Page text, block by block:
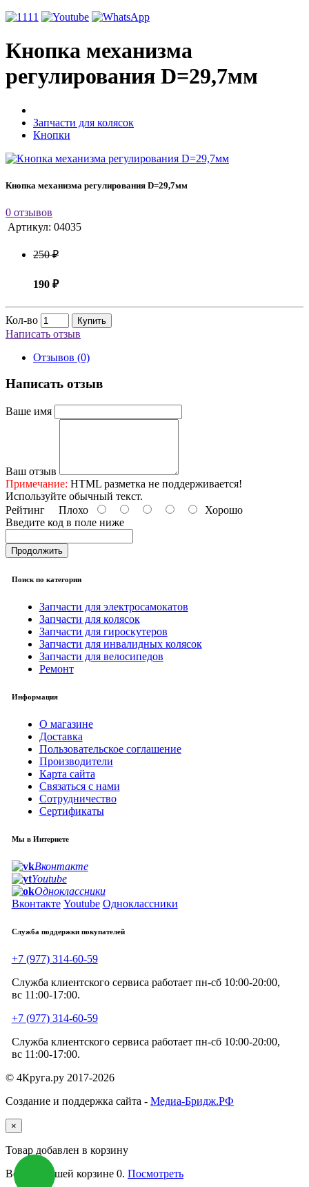
Кнопка механизма
регулирования D=29,7мм
Запчасти для колясок
Кнопки
Кнопка механизма регулирования D=29,7мм
0 отзывов
Артикул: 04035
250 ₽
190 ₽
Кол-во Купить
Написать отзыв
Отзывов (0)
Написать отзыв
Ваше имя
Ваш отзыв
Примечание: HTML разметка не поддерживается!
Используйте обычный текст.
Рейтинг Плохо
Хорошо
Введите код в поле ниже
Продолжить
Поиск по категории
Запчасти для электросамокатов
Запчасти для колясок
Запчасти для гироскутеров
Запчасти для инвалидных колясок
Запчасти для велосипедов
Ремонт
Информация
О магазине
Доставка
Пользовательское соглашение
Производители
Карта сайта
Связаться с нами
Сотрудничество
Сертификаты
Мы в Интернете
Вконтакте
Youtube
Одноклассники
Вконтакте Youtube Одноклассники
Служба поддержки покупателей
+7 (977) 314-60-59
Служба клиентского сервиса работает пн-сб 10:00-20:00,
вс 11:00-17:00.
+7 (977) 314-60-59
Служба клиентского сервиса работает пн-сб 10:00-20:00,
вс 11:00-17:00.
© 4Круга.ру 2017-2026
Создание и поддержка сайта - Медиа-Бридж.РФ
×
Товар добавлен в корзину
Всего в вашей корзине 0. Посмотреть